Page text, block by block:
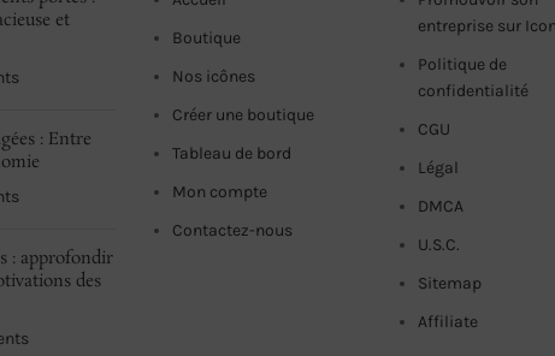
et
: Entre
: approfondir
des
Boutique
Nos icônes
Créer une boutique
Tableau de bord
Mon compte
Contactez-nous
entreprise sur
Politique de
confidentialité
CGU
Légal
DMCA
U.S.C.
Sitemap
Affiliate